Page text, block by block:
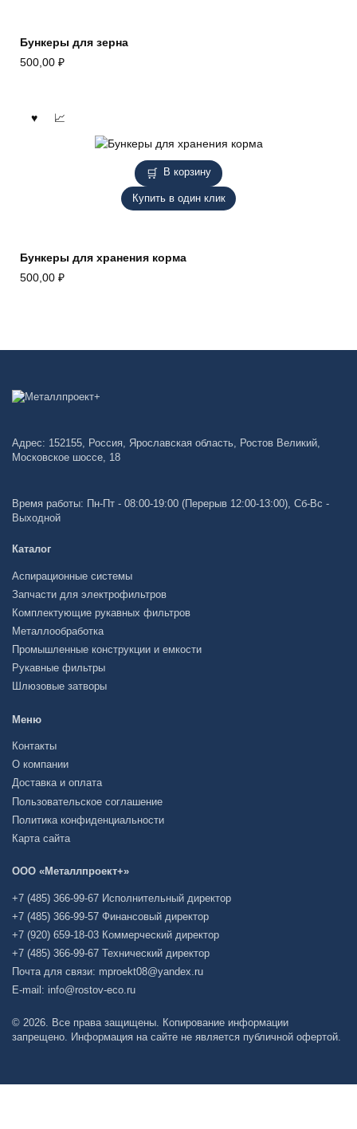
Бункеры для зерна
500,00 ₽
В корзину
Купить в один клик
Бункеры для хранения корма
500,00 ₽
Адрес: 152155, Россия, Ярославская область, Ростов Великий,
Московское шоссе, 18
Время работы: Пн-Пт - 08:00-19:00 (Перерыв 12:00-13:00), Сб-Вс -
Выходной
Каталог
Аспирационные системы
Запчасти для электрофильтров
Комплектующие рукавных фильтров
Металлообработка
Промышленные конструкции и емкости
Рукавные фильтры
Шлюзовые затворы
Меню
Контакты
О компании
Доставка и оплата
Пользовательское соглашение
Политика конфиденциальности
Карта сайта
ООО «Металлпроект+»
+7 (485) 366-99-67 Исполнительный директор
+7 (485) 366-99-57 Финансовый директор
+7 (920) 659-18-03 Коммерческий директор
+7 (485) 366-99-67 Технический директор
Почта для связи: mproekt08@yandex.ru
E-mail: info@rostov-eco.ru
© 2026. Все права защищены. Копирование информации
запрещено. Информация на сайте не является публичной офертой.